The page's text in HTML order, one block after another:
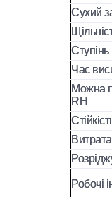
Сухий
Час
Можна
RH
Витрата
Робочі